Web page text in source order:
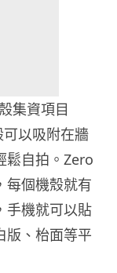
集資項目
以吸附在牆
鬆自拍。Zero
每個機殼就有
手機就可以貼
版、枱面等平